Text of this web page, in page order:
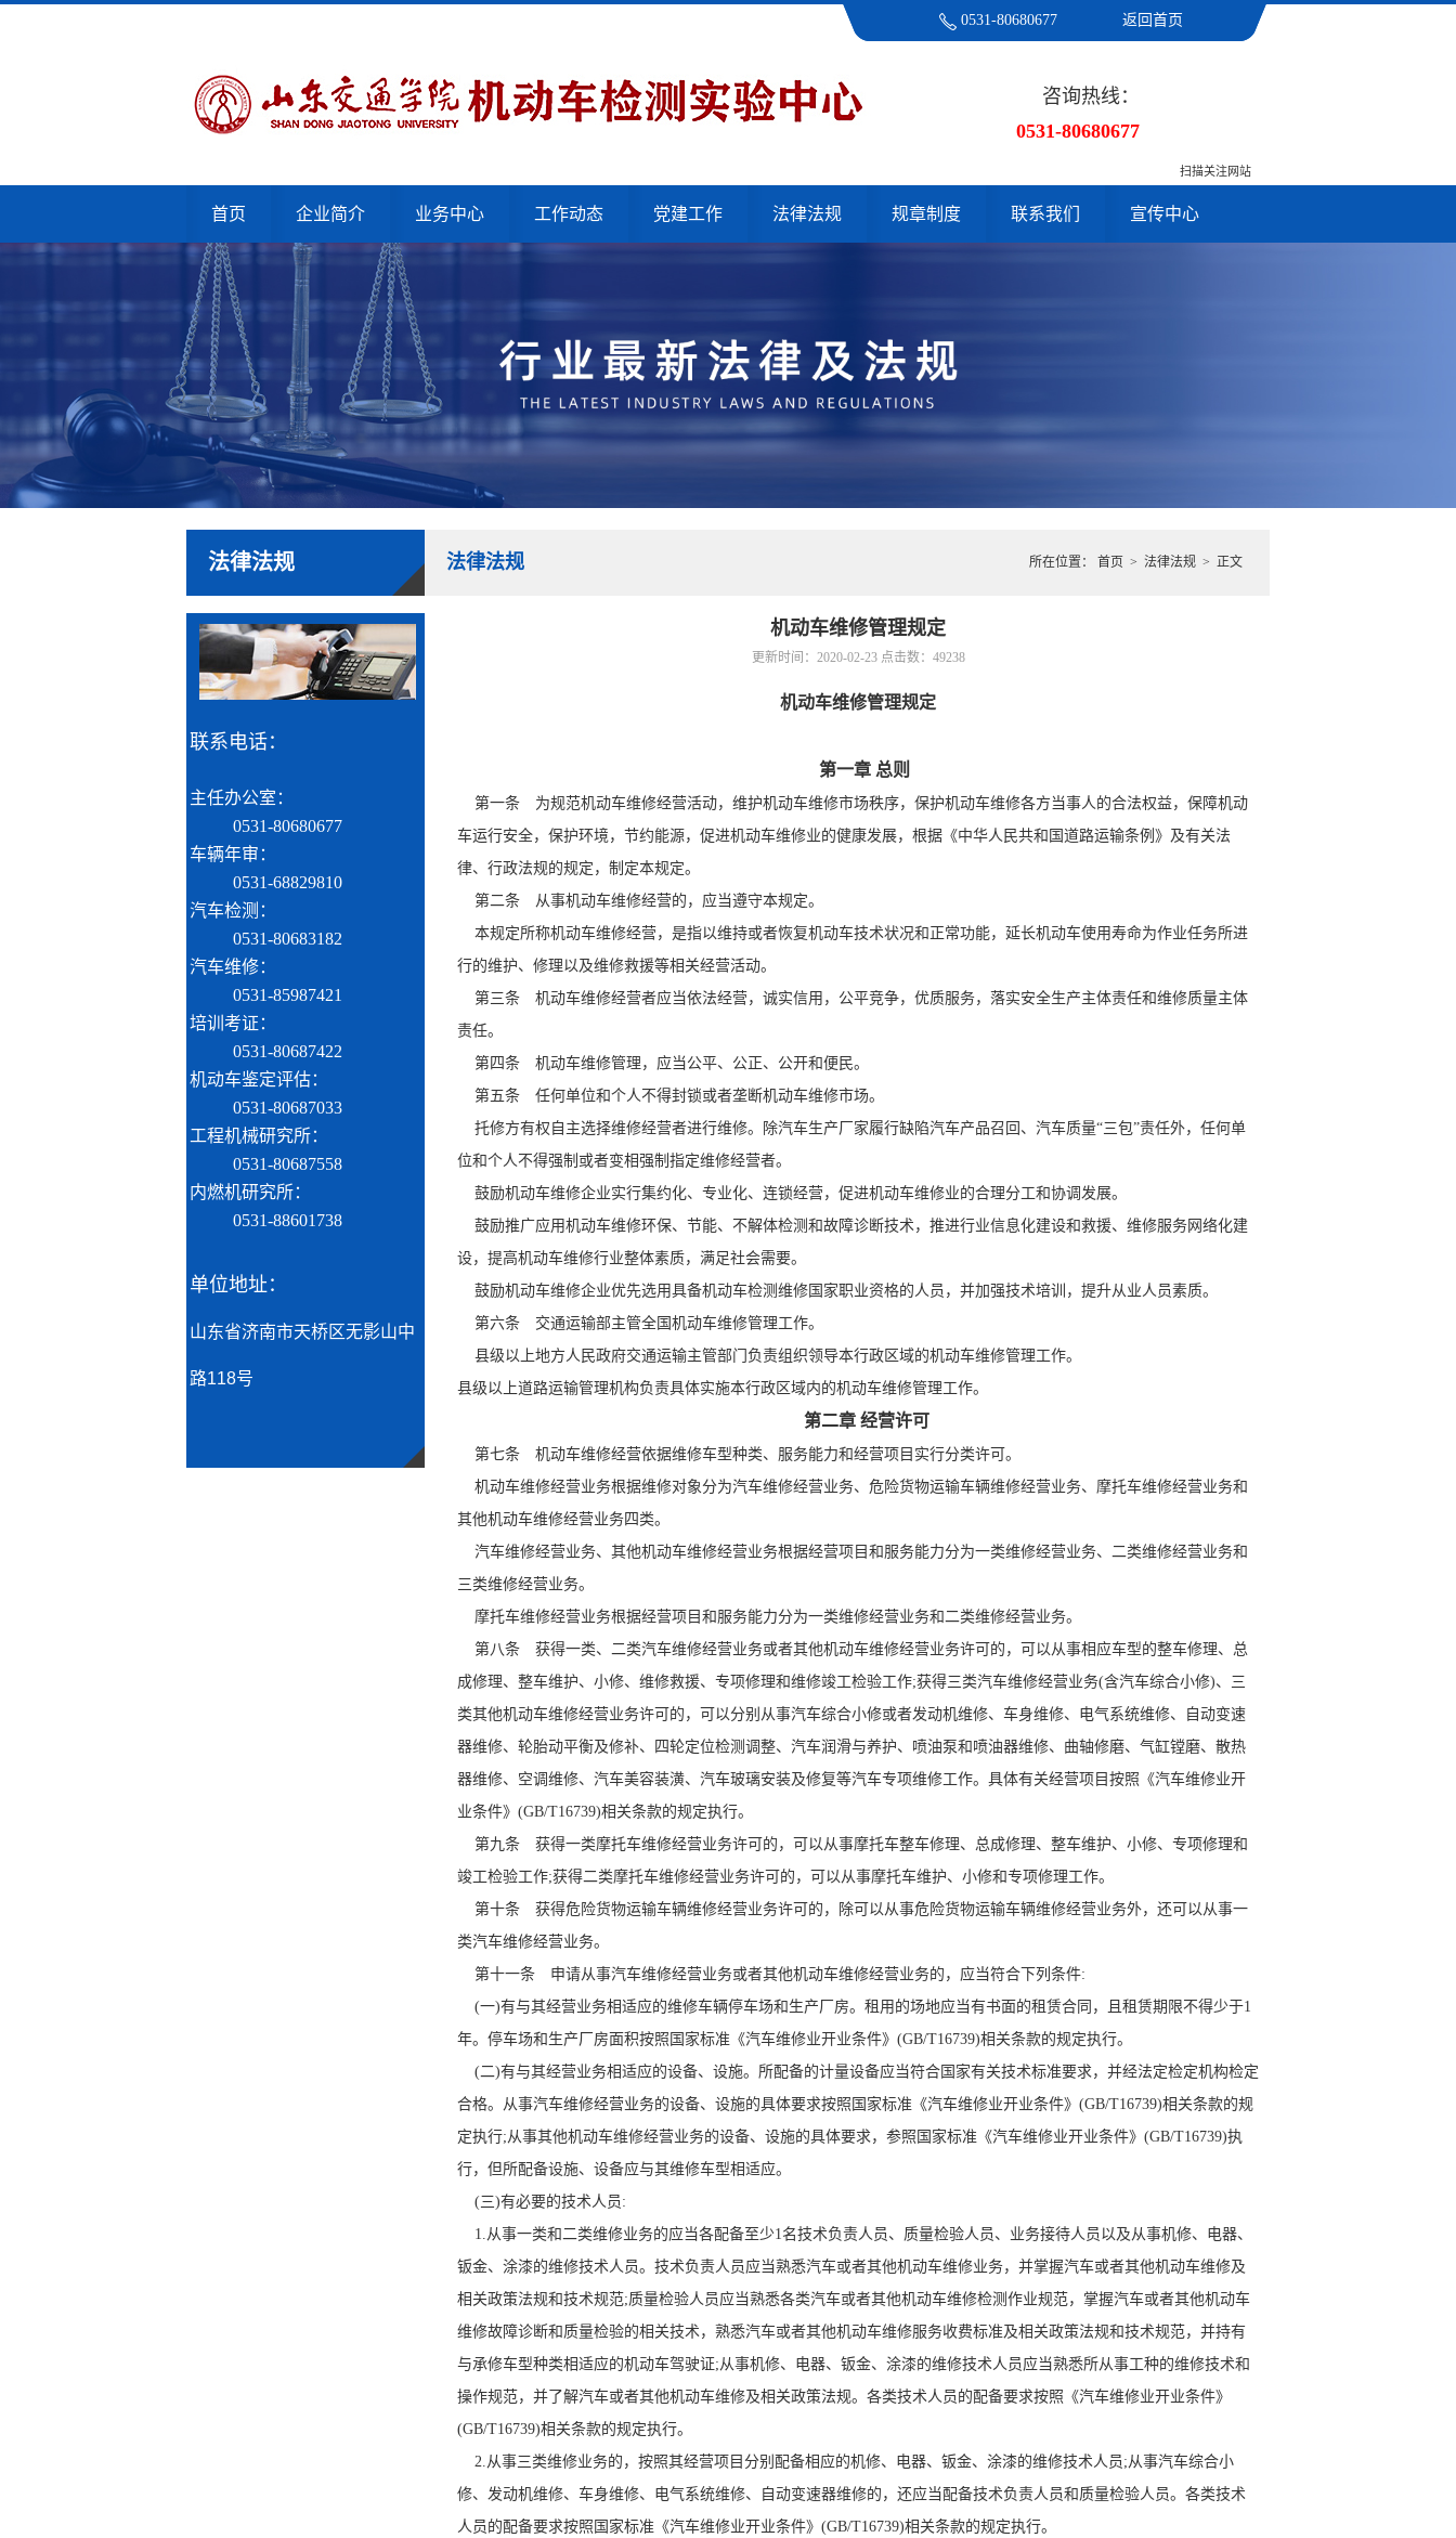
0531-80680677 返回首页
扫描关注网站
咨询热线：
0531-80680677
首页 企业简介 业务中心 工作动态 党建工作 法律法规 规章制度 联系我们 宣传中心
法律法规
联系电话：
主任办公室：
0531-80680677
车辆年审：
0531-68829810
汽车检测：
0531-80683182
汽车维修：
0531-85987421
培训考证：
0531-80687422
机动车鉴定评估：
0531-80687033
工程机械研究所：
0531-80687558
内燃机研究所：
0531-88601738
单位地址：
山东省济南市天桥区无影山中
路118号
法律法规 所在位置： 首页 > 法律法规 > 正文
机动车维修管理规定
更新时间：2020-02-23 点击数： 49238
机动车维修管理规定
第一章 总则
第一条 为规范机动车维修经营活动，维护机动车维修市场秩序，保护机动车维修各方当事人的合法权益，保障机动
车运行安全，保护环境，节约能源，促进机动车维修业的健康发展，根据《中华人民共和国道路运输条例》及有关法
律、行政法规的规定，制定本规定。
第二条 从事机动车维修经营的，应当遵守本规定。
本规定所称机动车维修经营，是指以维持或者恢复机动车技术状况和正常功能，延长机动车使用寿命为作业任务所进
行的维护、修理以及维修救援等相关经营活动。
第三条 机动车维修经营者应当依法经营，诚实信用，公平竞争，优质服务，落实安全生产主体责任和维修质量主体
责任。
第四条 机动车维修管理，应当公平、公正、公开和便民。
第五条 任何单位和个人不得封锁或者垄断机动车维修市场。
托修方有权自主选择维修经营者进行维修。除汽车生产厂家履行缺陷汽车产品召回、汽车质量“三包”责任外，任何单
位和个人不得强制或者变相强制指定维修经营者。
鼓励机动车维修企业实行集约化、专业化、连锁经营，促进机动车维修业的合理分工和协调发展。
鼓励推广应用机动车维修环保、节能、不解体检测和故障诊断技术，推进行业信息化建设和救援、维修服务网络化建
设，提高机动车维修行业整体素质，满足社会需要。
鼓励机动车维修企业优先选用具备机动车检测维修国家职业资格的人员，并加强技术培训，提升从业人员素质。
第六条 交通运输部主管全国机动车维修管理工作。
县级以上地方人民政府交通运输主管部门负责组织领导本行政区域的机动车维修管理工作。
县级以上道路运输管理机构负责具体实施本行政区域内的机动车维修管理工作。
第二章 经营许可
第七条 机动车维修经营依据维修车型种类、服务能力和经营项目实行分类许可。
机动车维修经营业务根据维修对象分为汽车维修经营业务、危险货物运输车辆维修经营业务、摩托车维修经营业务和
其他机动车维修经营业务四类。
汽车维修经营业务、其他机动车维修经营业务根据经营项目和服务能力分为一类维修经营业务、二类维修经营业务和
三类维修经营业务。
摩托车维修经营业务根据经营项目和服务能力分为一类维修经营业务和二类维修经营业务。
第八条 获得一类、二类汽车维修经营业务或者其他机动车维修经营业务许可的，可以从事相应车型的整车修理、总
成修理、整车维护、小修、维修救援、专项修理和维修竣工检验工作;获得三类汽车维修经营业务(含汽车综合小修)、三
类其他机动车维修经营业务许可的，可以分别从事汽车综合小修或者发动机维修、车身维修、电气系统维修、自动变速
器维修、轮胎动平衡及修补、四轮定位检测调整、汽车润滑与养护、喷油泵和喷油器维修、曲轴修磨、气缸镗磨、散热
器维修、空调维修、汽车美容装潢、汽车玻璃安装及修复等汽车专项维修工作。具体有关经营项目按照《汽车维修业开
业条件》(GB/T16739)相关条款的规定执行。
第九条 获得一类摩托车维修经营业务许可的，可以从事摩托车整车修理、总成修理、整车维护、小修、专项修理和
竣工检验工作;获得二类摩托车维修经营业务许可的，可以从事摩托车维护、小修和专项修理工作。
第十条 获得危险货物运输车辆维修经营业务许可的，除可以从事危险货物运输车辆维修经营业务外，还可以从事一
类汽车维修经营业务。
第十一条 申请从事汽车维修经营业务或者其他机动车维修经营业务的，应当符合下列条件:
(一)有与其经营业务相适应的维修车辆停车场和生产厂房。租用的场地应当有书面的租赁合同，且租赁期限不得少于1
年。停车场和生产厂房面积按照国家标准《汽车维修业开业条件》(GB/T16739)相关条款的规定执行。
(二)有与其经营业务相适应的设备、设施。所配备的计量设备应当符合国家有关技术标准要求，并经法定检定机构检定
合格。从事汽车维修经营业务的设备、设施的具体要求按照国家标准《汽车维修业开业条件》(GB/T16739)相关条款的规
定执行;从事其他机动车维修经营业务的设备、设施的具体要求，参照国家标准《汽车维修业开业条件》(GB/T16739)执
行，但所配备设施、设备应与其维修车型相适应。
(三)有必要的技术人员:
1.从事一类和二类维修业务的应当各配备至少1名技术负责人员、质量检验人员、业务接待人员以及从事机修、电器、
钣金、涂漆的维修技术人员。技术负责人员应当熟悉汽车或者其他机动车维修业务，并掌握汽车或者其他机动车维修及
相关政策法规和技术规范;质量检验人员应当熟悉各类汽车或者其他机动车维修检测作业规范，掌握汽车或者其他机动车
维修故障诊断和质量检验的相关技术，熟悉汽车或者其他机动车维修服务收费标准及相关政策法规和技术规范，并持有
与承修车型种类相适应的机动车驾驶证;从事机修、电器、钣金、涂漆的维修技术人员应当熟悉所从事工种的维修技术和
操作规范，并了解汽车或者其他机动车维修及相关政策法规。各类技术人员的配备要求按照《汽车维修业开业条件》
(GB/T16739)相关条款的规定执行。
2.从事三类维修业务的，按照其经营项目分别配备相应的机修、电器、钣金、涂漆的维修技术人员;从事汽车综合小
修、发动机维修、车身维修、电气系统维修、自动变速器维修的，还应当配备技术负责人员和质量检验人员。各类技术
人员的配备要求按照国家标准《汽车维修业开业条件》(GB/T16739)相关条款的规定执行。